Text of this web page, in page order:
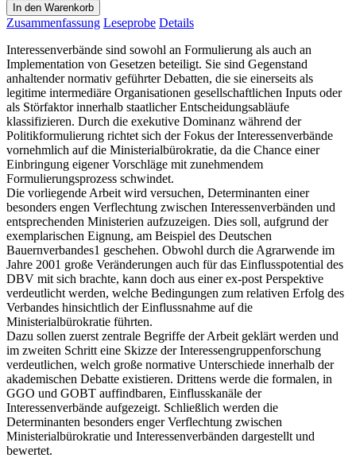
In den Warenkorb
Zusammenfassung Leseprobe Details
Interessenverbände sind sowohl an Formulierung als auch an
Implementation von Gesetzen beteiligt. Sie sind Gegenstand
anhaltender normativ geführter Debatten, die sie einerseits als
legitime intermediäre Organisationen gesellschaftlichen Inputs oder
als Störfaktor innerhalb staatlicher Entscheidungsabläufe
klassifizieren. Durch die exekutive Dominanz während der
Politikformulierung richtet sich der Fokus der Interessenverbände
vornehmlich auf die Ministerialbürokratie, da die Chance einer
Einbringung eigener Vorschläge mit zunehmendem
Formulierungsprozess schwindet.
Die vorliegende Arbeit wird versuchen, Determinanten einer
besonders engen Verflechtung zwischen Interessenverbänden und
entsprechenden Ministerien aufzuzeigen. Dies soll, aufgrund der
exemplarischen Eignung, am Beispiel des Deutschen
Bauernverbandes1 geschehen. Obwohl durch die Agrarwende im
Jahre 2001 große Veränderungen auch für das Einflusspotential des
DBV mit sich brachte, kann doch aus einer ex-post Perspektive
verdeutlicht werden, welche Bedingungen zum relativen Erfolg des
Verbandes hinsichtlich der Einflussnahme auf die
Ministerialbürokratie führten.
Dazu sollen zuerst zentrale Begriffe der Arbeit geklärt werden und
im zweiten Schritt eine Skizze der Interessengruppenforschung
verdeutlichen, welch große normative Unterschiede innerhalb der
akademischen Debatte existieren. Drittens werde die formalen, in
GGO und GOBT auffindbaren, Einflusskanäle der
Interessenverbände aufgezeigt. Schließlich werden die
Determinanten besonders enger Verflechtung zwischen
Ministerialbürokratie und Interessenverbänden dargestellt und
bewertet.